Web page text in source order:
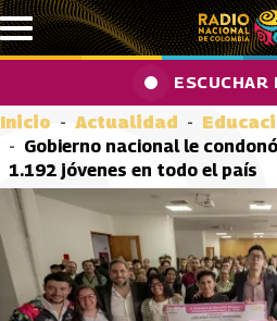
Pasar al contenido principal
ESCUCHAR
Inicio Actualidad
Gobierno nacional le
1.192 jóvenes en todo el país